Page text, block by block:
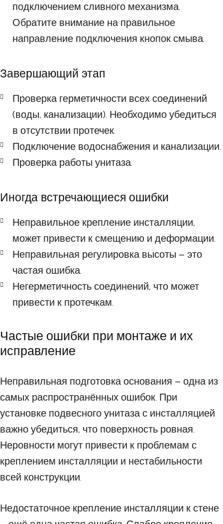
подключением сливного механизма.
Обратите внимание на правильное
направление подключения кнопок смыва.
Завершающий этап
Проверка герметичности всех соединений
(воды, канализации). Необходимо убедиться
в отсутствии протечек.
Подключение водоснабжения и канализации.
Проверка работы унитаза.
Иногда встречающиеся ошибки
Неправильное крепление инсталляции,
может привести к смещению и деформации.
Неправильная регулировка высоты – это
частая ошибка.
Негерметичность соединений, что может
привести к протечкам.
Частые ошибки при монтаже и их
исправление
Неправильная подготовка основания – одна из
самых распространённых ошибок. При
установке подвесного унитаза с инсталляцией
важно убедиться, что поверхность ровная.
Неровности могут привести к проблемам с
креплением инсталляции и нестабильности
всей конструкции.
Недостаточное крепление инсталляции к стене